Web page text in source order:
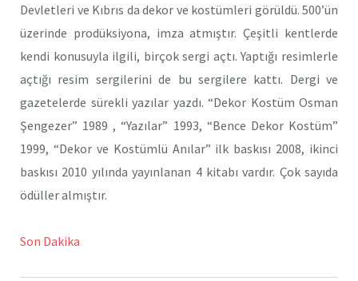
Devletleri ve Kıbrıs da dekor ve kostümleri görüldü. 500’ün
üzerinde prodüksiyona, imza atmıştır. Çeşitli kentlerde
kendi konusuyla ilgili, birçok sergi açtı. Yaptığı resimlerle
açtığı resim sergilerini de bu sergilere kattı. Dergi ve
gazetelerde sürekli yazılar yazdı. “Dekor Kostüm Osman
Şengezer” 1989 , “Yazılar” 1993, “Bence Dekor Kostüm”
1999, “Dekor ve Kostümlü Anılar” ilk baskısı 2008, ikinci
baskısı 2010 yılında yayınlanan 4 kitabı vardır. Çok sayıda
ödüller almıştır.
Son Dakika